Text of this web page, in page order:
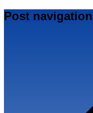
Post navigation